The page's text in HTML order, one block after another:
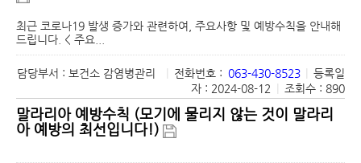
최근 코로나19 발생 증가와 관련하여, 주요사항 및 예방수칙을 안내해
드립니다. < 주요...
담당부서 : 보건소 감염병관리 전화번호 : 063-430-8523
등록일
자 : 2024-08-12
조회수 : 890
말라리아 예방수칙 (모기에 물리지 않는 것이 말라리
아 예방의 최선입니다!)